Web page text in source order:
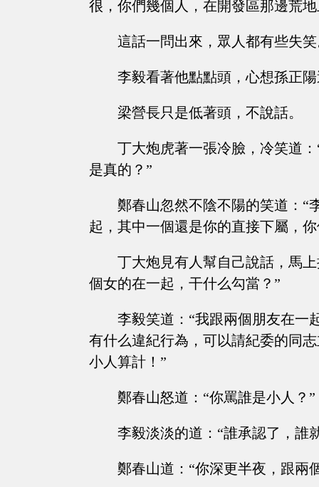
很，你們幾個人，在開發區那邊荒
這話一問出來，眾人都有些失
李毅看著他點點頭，心想孫正
梁營長只是低著頭，不說話。
丁大炮虎著一張冷臉，冷笑道
是真的？”
鄭春山忽然不陰不陽的笑道：“
起，其中一個還是你的直接下屬，
丁大炮見有人幫自己說話，馬
個女的在一起，干什么勾當？”
李毅笑道：“我跟兩個朋友在一
有什么違紀行為，可以請紀委的同
小人算計！”
鄭春山怒道：“你罵誰是小人？”
李毅淡淡的道：“誰承認了，誰
鄭春山道：“你深更半夜，跟兩